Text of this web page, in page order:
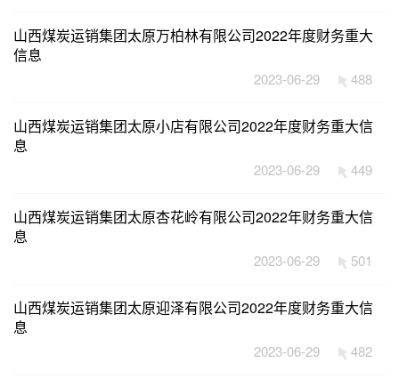
山西煤炭运销集团太原万柏林有限公司2022年度财务重大
信息
2023-06-29 488
山西煤炭运销集团太原小店有限公司2022年度财务重大信
息
2023-06-29 449
山西煤炭运销集团太原杏花岭有限公司2022年财务重大信
息
2023-06-29 501
山西煤炭运销集团太原迎泽有限公司2022年度财务重大信
息
2023-06-29 482